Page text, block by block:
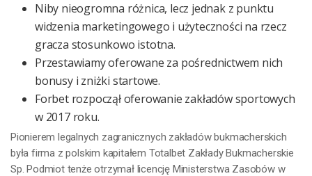
Niby nieogromna różnica, lecz jednak z punktu
widzenia marketingowego i użyteczności na rzecz
gracza stosunkowo istotna.
Przestawiamy oferowane za pośrednictwem nich
bonusy i zniżki startowe.
Forbet rozpoczął oferowanie zakładów sportowych
w 2017 roku.
Pionierem legalnych zagranicznych zakładów bukmacherskich
była firma z polskim kapitałem Totalbet Zakłady Bukmacherskie
Sp. Podmiot tenże otrzymał licencję Ministerstwa Zasobów w